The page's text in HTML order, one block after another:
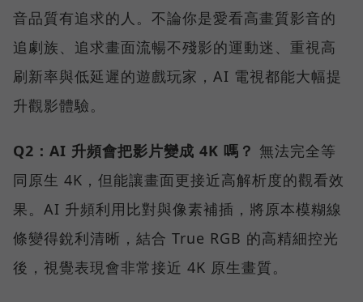
音品質有追求的人。不論你是愛看高畫質影音的
追劇族、追求畫面流暢不殘影的運動迷、重視高
刷新率與低延遲的遊戲玩家，AI 電視都能大幅提
升觀影體驗。
Q2：AI 升頻會把影片變成 4K 嗎？ 無法完全等
同原生 4K，但能讓畫面更接近高解析度的觀看效
果。AI 升頻利用比對與像素補插，將原本模糊線
條變得銳利清晰，結合 True RGB 的高精細控光
後，視覺表現會非常接近 4K 原生畫質。